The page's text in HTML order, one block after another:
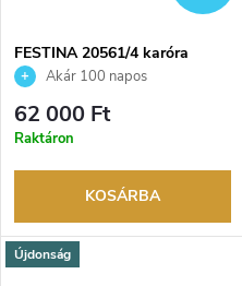
é
s
e
á
j
a
FESTINA 20561/4 karóra
Akár 100 napos
márkakereskedő.
62 000 Ft
Raktáron
KOSÁRBA
Újdonság